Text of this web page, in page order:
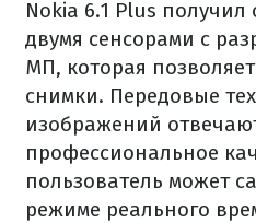
Nokia 6.1 Plus
двумя сенсорами с
МП, которая
снимки. Передовые
изображений
профессиональное
пользователь может
режиме реального